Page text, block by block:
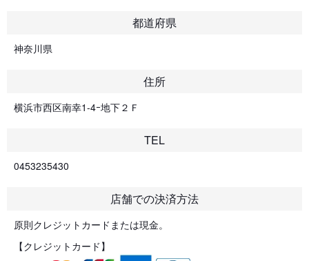
都道府県
神奈川県
住所
横浜市西区南幸1-4ｰ地下２Ｆ
TEL
0453235430
店舗での決済方法
原則クレジットカードまたは現金。
【クレジットカード】